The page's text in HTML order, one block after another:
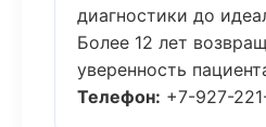
диагностики до
Более 12 лет
уверенность
Телефон: +7-927-